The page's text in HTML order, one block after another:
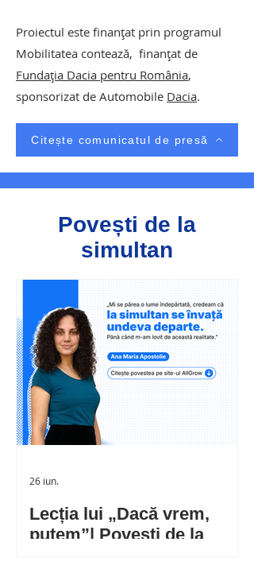
Proiectul este finanțat prin programul
Mobilitatea contează, finanțat de
Fundația Dacia pentru România,
sponsorizat de Automobile Dacia.
Citește comunicatul de presă
Povești de la
simultan
Lecția lui „Dacă vrem,
putem”| Povești de la
26 iun.